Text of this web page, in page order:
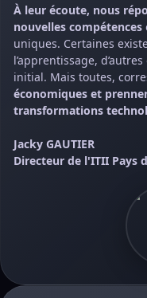
À leur écoute, nous
nouvelles compétences
uniques. Certaines
l’apprentissage,
initial. Mais toutes,
économiques et
transformations
Jacky GAUTIER
Directeur de l'ITII Pays